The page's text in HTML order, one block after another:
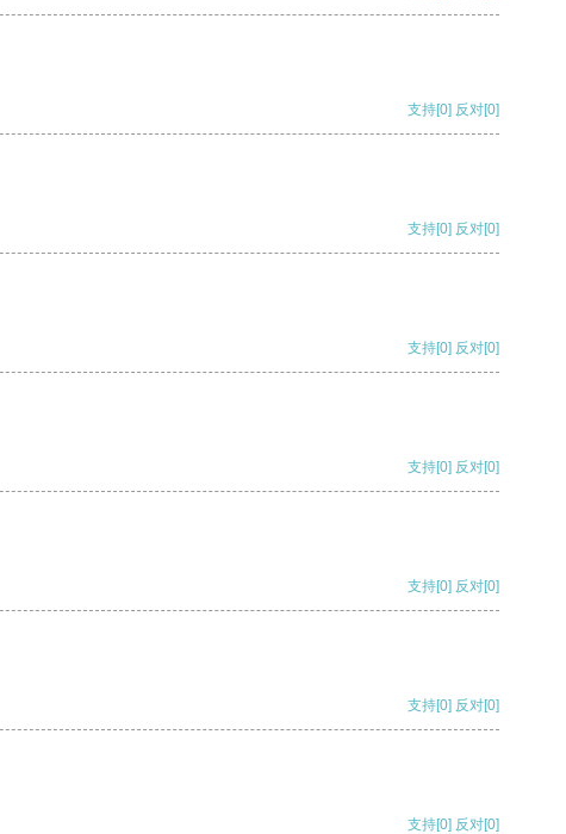
支持[0] 反对[0]
支持[0] 反对[0]
支持[0] 反对[0]
支持[0] 反对[0]
支持[0] 反对[0]
支持[0] 反对[0]
支持[0] 反对[0]